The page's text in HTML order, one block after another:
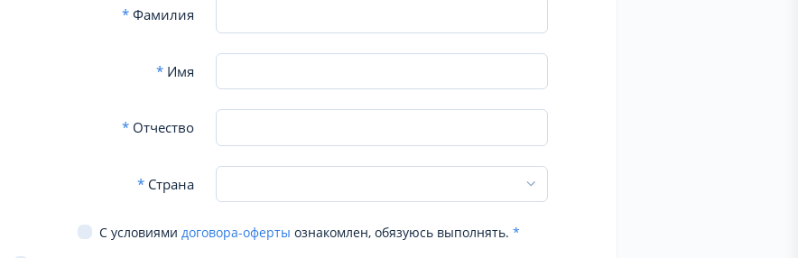
*Фамилия
*Имя
*Отчество
*Страна
С условиями договора-оферты ознакомлен, обязуюсь выполнять. *